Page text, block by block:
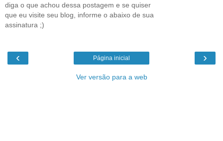
diga o que achou dessa postagem e se quiser
que eu visite seu blog, informe o abaixo de sua
assinatura ;)
‹ ›
Página inicial
Ver versão para a web